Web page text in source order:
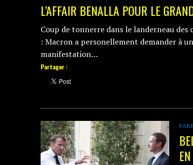
L’AFFAIR BENALLA POUR LE
Coup de tonnerre dans le landerneau
: Macron a personellement demander à
manifestation…
Partager :